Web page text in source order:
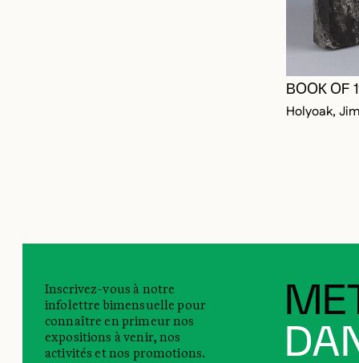
BOOK OF
Holyoak, Jim
Inscrivez-vous à notre
infolettre bimensuelle pour
connaître en primeur nos
expositions à venir, nos
activités et nos promotions.